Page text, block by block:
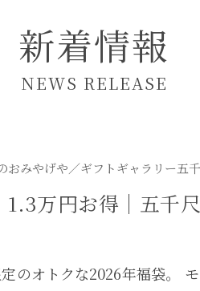
新着情報
NEWS RELEASE
おみやげや／ギフトギャラリー五
1.3万円お得｜五千
のオトクな2026年福袋。